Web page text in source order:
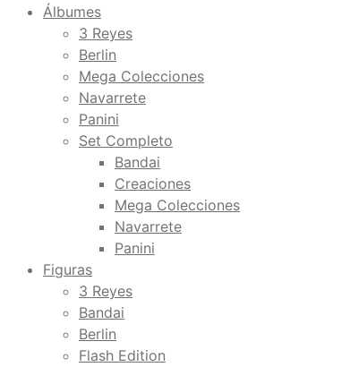
Álbumes
3 Reyes
Berlin
Mega Colecciones
Navarrete
Panini
Set Completo
Bandai
Creaciones
Mega Colecciones
Navarrete
Panini
Figuras
3 Reyes
Bandai
Berlin
Flash Edition